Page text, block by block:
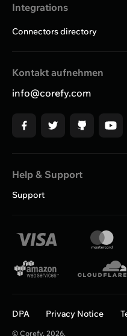
Integrations
Connectors directory
Kontakt aufnehmen
info@corefy.com
Help & Support
Support
© Corefy, 2026.
DPA Privacy Notice